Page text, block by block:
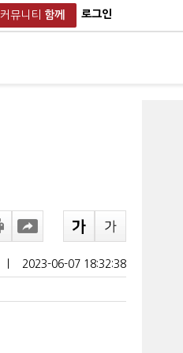
커뮤니티 함께 로그인
2023-06-07 18:32:38